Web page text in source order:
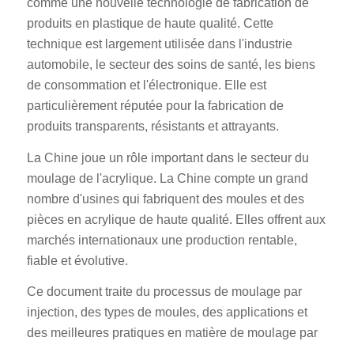
comme une nouvelle technologie de fabrication de
produits en plastique de haute qualité. Cette
technique est largement utilisée dans l'industrie
automobile, le secteur des soins de santé, les biens
de consommation et l'électronique. Elle est
particulièrement réputée pour la fabrication de
produits transparents, résistants et attrayants.
La Chine joue un rôle important dans le secteur du
moulage de l'acrylique. La Chine compte un grand
nombre d'usines qui fabriquent des moules et des
pièces en acrylique de haute qualité. Elles offrent aux
marchés internationaux une production rentable,
fiable et évolutive.
Ce document traite du processus de moulage par
injection, des types de moules, des applications et
des meilleures pratiques en matière de moulage par